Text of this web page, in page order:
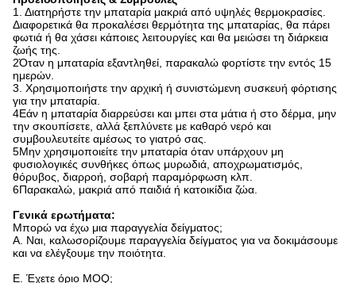
1. Διατηρήστε την μπαταρία μακριά από υψηλές θερμοκρασίες.
Διαφορετικά θα προκαλέσει θερμότητα της μπαταρίας, θα πάρει
φωτιά ή θα χάσει κάποιες λειτουργίες και θα μειώσει τη διάρκεια
ζωής της.
2Όταν η μπαταρία εξαντληθεί, παρακαλώ φορτίστε την εντός 15
ημερών.
3. Χρησιμοποιήστε την αρχική ή συνιστώμενη συσκευή φόρτισης
για την μπαταρία.
4Εάν η μπαταρία διαρρεύσει και μπει στα μάτια ή στο δέρμα, μην
την σκουπίσετε, αλλά ξεπλύνετε με καθαρό νερό και
συμβουλευτείτε αμέσως το γιατρό σας.
5Μην χρησιμοποιείτε την μπαταρία όταν υπάρχουν μη
φυσιολογικές συνθήκες όπως μυρωδιά, αποχρωματισμός,
θόρυβος, διαρροή, σοβαρή παραμόρφωση κλπ.
6Παρακαλώ, μακριά από παιδιά ή κατοικίδια ζώα.
Γενικά ερωτήματα:
Μπορώ να έχω μια παραγγελία δείγματος;
Α. Ναι, καλωσορίζουμε παραγγελία δείγματος για να δοκιμάσουμε
και να ελέγξουμε την ποιότητα.
Ε. Έχετε όριο MOQ;